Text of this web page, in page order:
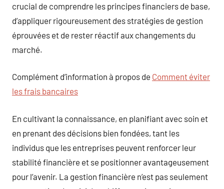
crucial de comprendre les principes financiers de base,
d’appliquer rigoureusement des stratégies de gestion
éprouvées et de rester réactif aux changements du
marché.
Complément d’information à propos de Comment éviter
les frais bancaires
En cultivant la connaissance, en planifiant avec soin et
en prenant des décisions bien fondées, tant les
individus que les entreprises peuvent renforcer leur
stabilité financière et se positionner avantageusement
pour l’avenir. La gestion financière n’est pas seulement